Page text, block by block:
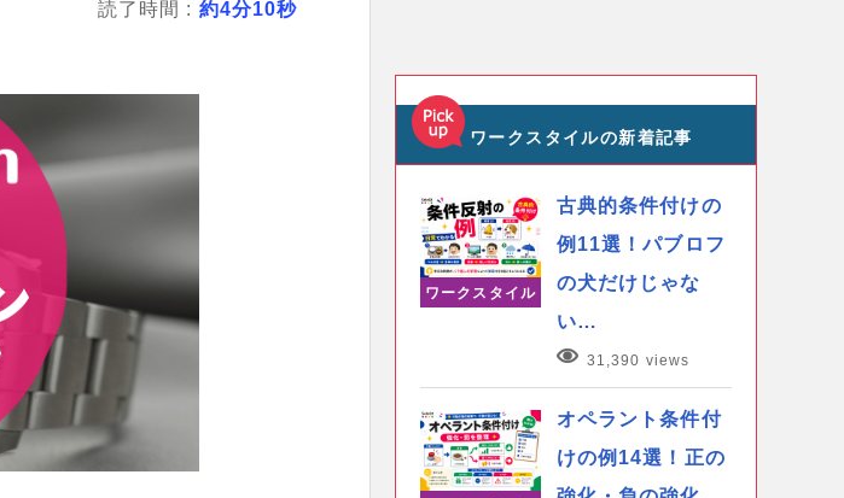
読了時間 : 約4分10秒
ワークスタイルの新着記事
ワークスタイル
古典的条件付けの
例11選！パブロフ
の犬だけじゃな
い…
31,390 views
オペラント条件付
けの例14選！正の